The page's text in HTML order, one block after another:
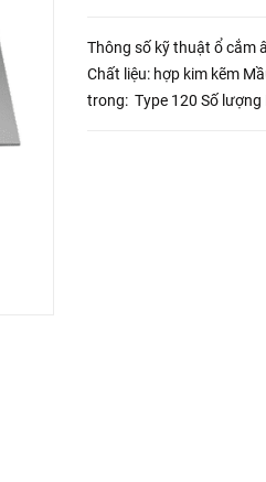
Thông số kỹ thuật ổ cắm
Chất liệu: hợp kim kẽm Mầu sẵc: Màu bạc Kiểu modules bên
trong: Type 120 Số lượng Modules: Tối đa là 6 Kích thước mặt